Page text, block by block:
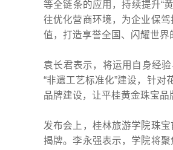
等全链条的应用，持续提升“
往优化营商环境，为企业保
值，打造享誉全国、闪耀世界
袁长君表示，将运用自身经
“非遗工艺标准化”建设，针对
品牌建设，让平桂黄金珠宝品
发布会上，桂林旅游学院珠
揭牌。李永强表示，学院将